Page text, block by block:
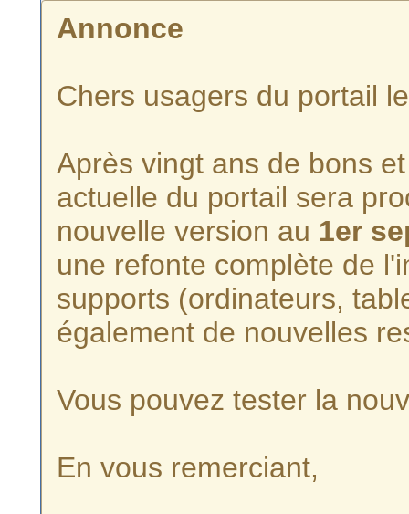
Annonce
Chers usagers du portail
Après vingt ans de bons
actuelle du portail sera
nouvelle version au 1er
une refonte complète de
supports (ordinateurs,
également de nouvelles
Vous pouvez tester la
En vous remerciant,